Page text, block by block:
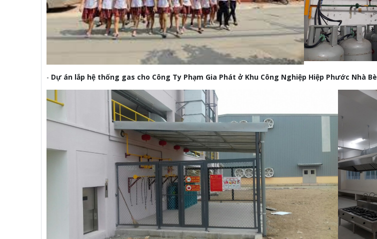
- Dự án lắp hệ thống gas cho Công Ty Phạm Gia Phát ở Khu Công Nghiệp Hiệp Phước Nhà Bè